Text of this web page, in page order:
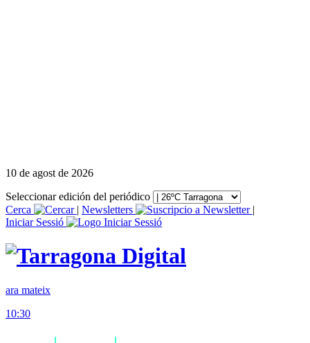
10 de agost de 2026
Seleccionar edición del periódico
Cerca
| Newsletters
|
Iniciar Sessió
ara mateix
10:30